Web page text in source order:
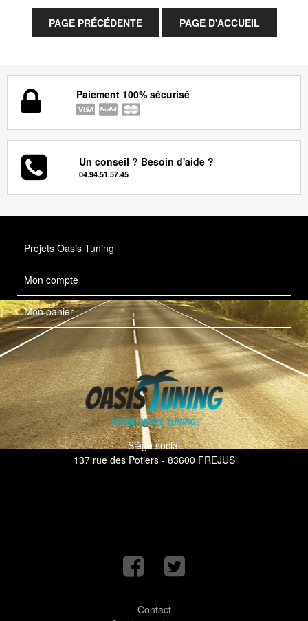
Paiement 100% sécurisé
Un conseil ? Besoin d'aide ?
04.94.51.57.45
Projets Oasis Tuning
Mon compte
Mon panier
Siège social
137 rue des Potiers - 83600 FREJUS
Contact